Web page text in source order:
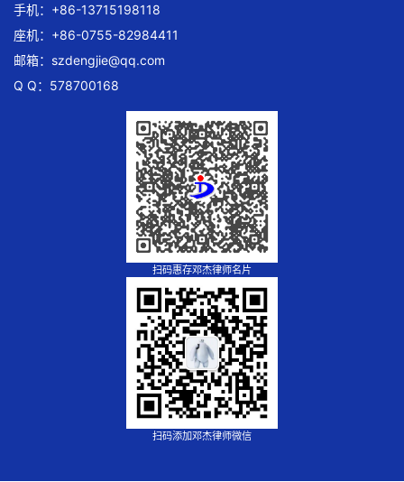
手机：+86-13715198118
座机：+86-0755-82984411
邮箱： szdengjie@qq.com
Q Q：578700168
扫码惠存邓杰律师名片
扫码添加邓杰律师微信